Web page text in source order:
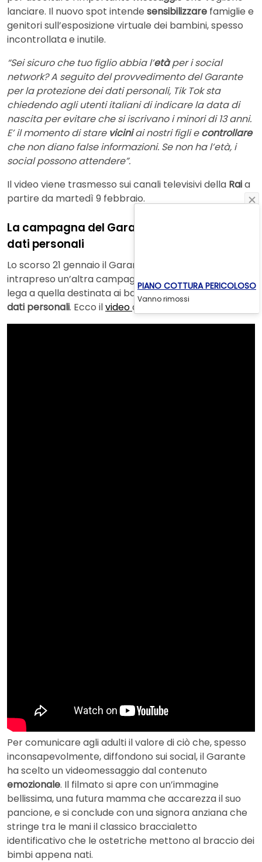
lanciare. Il nuovo spot intende sensibilizzare famiglie e
genitori sull’esposizione virtuale dei bambini, spesso
incontrollata e inutile.
“Sei sicuro che tuo figlio abbia l’etàper i social
network? A seguito del provvedimento del Garante
per la protezione dei dati personali, Tik Tok sta
chiedendo agli utenti italiani di indicare la data di
nascita per evitare che si iscrivano i minori di 13 anni.
E’ il momento di stare viciniai nostri figli econtrollare
che non diano false informazioni. Se non ha l’età, i
social possono attendere”.
Il video viene trasmesso sui canali televisivi della Raia
partire da martedì 9 febbraio.
La campagna del Garante della Privacy sui
dati personali
Lo scorso 21 gennaio il Garante della Privacy ha
intrapreso un’altra campagna che, inevitabilmente, si
lega a quella destinata ai bambini: l’importanza dei
dati personali. Ecco ilvideodello spot sulla privacy:
Per comunicare agli adulti il valore di ciò che, spesso
inconsapevolmente, diffondono sui social, il Garante
ha scelto un videomessaggio dal contenuto
emozionale. Il filmato si apre con un’immagine
bellissima, una futura mamma che accarezza il suo
pancione, e si conclude con una signora anziana che
stringe tra le mani il classico braccialetto
identificativo che le ostetriche mettono al braccio dei
bimbi appena nati.
PIANO COTTURA PERICOLOSO
Vanno rimossi